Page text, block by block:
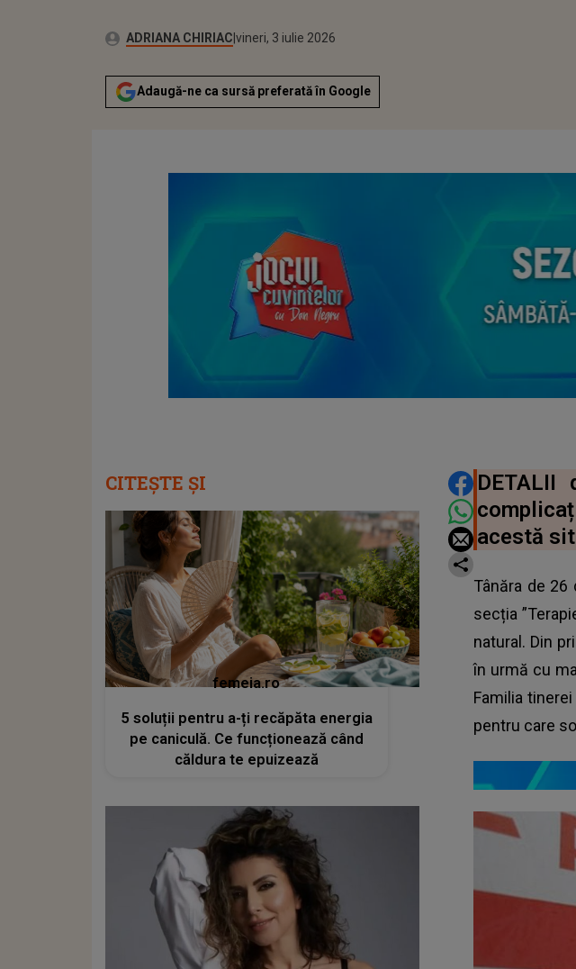
Autor:ADRIANA CHIRIACPublicat:
vineri, 3 iulie 2026
Actualizat:
vineri, 3 iulie 2026
Adaugă-ne ca sursă preferată în Google
DISTRIBUIE
acestă
Tânăra de
secția
natural. Din
în urmă cu
Familia
pentru care
CITEȘTE ȘI
femeia.ro
5 soluții pentru a-ți recăpăta energia
pe caniculă. Ce funcționează când
căldura te epuizează